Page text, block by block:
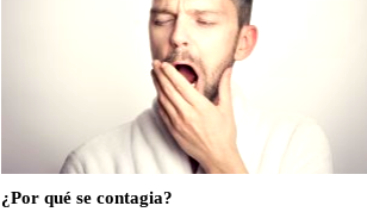
¿Por qué se contagia?